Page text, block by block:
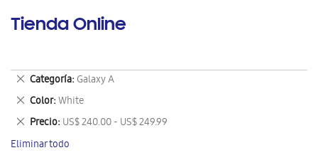
Tienda Online
Categoría Galaxy A
Eliminar
este
artículo
Color White
Eliminar
este
artículo
Precio US$ 240.00 - US$ 249.99
Eliminar
este
artículo
Eliminar todo